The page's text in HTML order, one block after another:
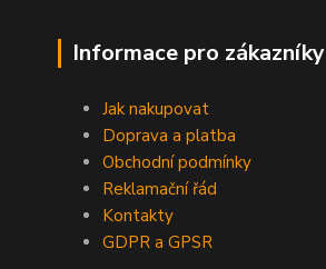
Informace pro zákazníky
Jak nakupovat
Doprava a platba
Obchodní podmínky
Reklamační řád
Kontakty
GDPR a GPSR